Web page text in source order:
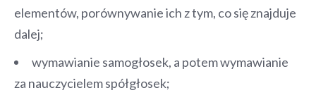
elementów, porównywanie ich z tym, co się znajduje
dalej;
wymawianie samogłosek, a potem wymawianie
za nauczycielem spółgłosek;